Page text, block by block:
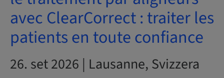
avec ClearCorrect : traiter les
patients en toute confiance
26. set 2026 | Lausanne, Svizzera